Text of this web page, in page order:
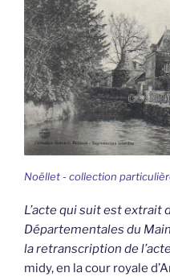
Noëllet - collection
L’acte qui suit est extrait
Départementales du
la retranscription de
midy, en la cour royale